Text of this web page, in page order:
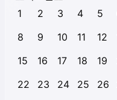
1
2 3 4 5
8
9 10 11 12
15
16 17 18 19
22
23 24 25 26